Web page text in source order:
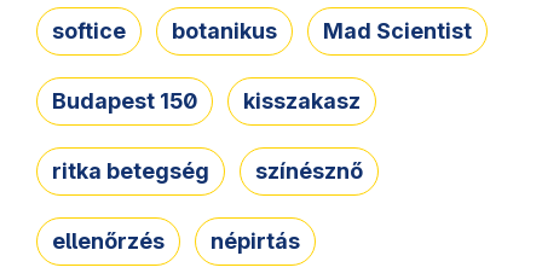
softice botanikus Mad Scientist
Budapest 150 kisszakasz
ritka betegség színésznő
ellenőrzés népirtás